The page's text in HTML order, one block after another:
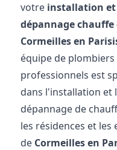
votre installation et
dépannage chauffe
Cormeilles en
équipe de plombiers
professionnels est
dans l'installation et
dépannage de
les résidences et les
de Cormeilles en